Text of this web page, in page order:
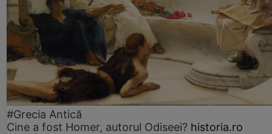
#Grecia Antică
Cine a fost Homer, autorul Odiseei? historia.ro